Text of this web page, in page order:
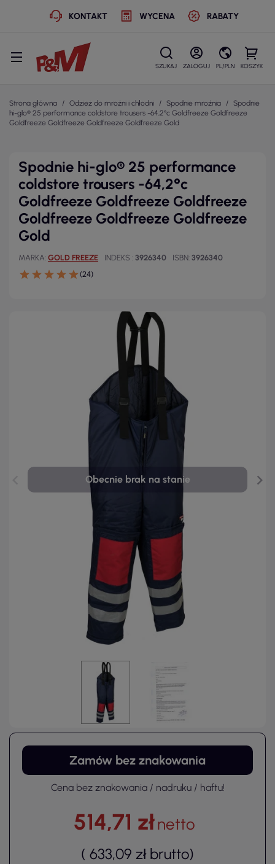
KONTAKT WYCENA RABATY
SZUKAJ ZALOGUJ PL/PLN KOSZYK
Strona główna Odzież do mroźni i chłodni Spodnie mroźnia
Spodnie
hi-glo® 25 performance coldstore trousers -64,2°c Goldfreeze Goldfreeze
Goldfreeze Goldfreeze Goldfreeze Goldfreeze Gold
Spodnie hi-glo® 25 performance
coldstore trousers -64,2°c
Goldfreeze Goldfreeze Goldfreeze
Goldfreeze Goldfreeze Goldfreeze
Gold
MARKA GOLD FREEZE INDEKS 3926340 ISBN 3926340
(24)
Obecnie brak na stanie
Zamów bez znakowania
Cena bez znakowania / nadruku / haftu!
514,71 złnetto
( 633,09 zł brutto)